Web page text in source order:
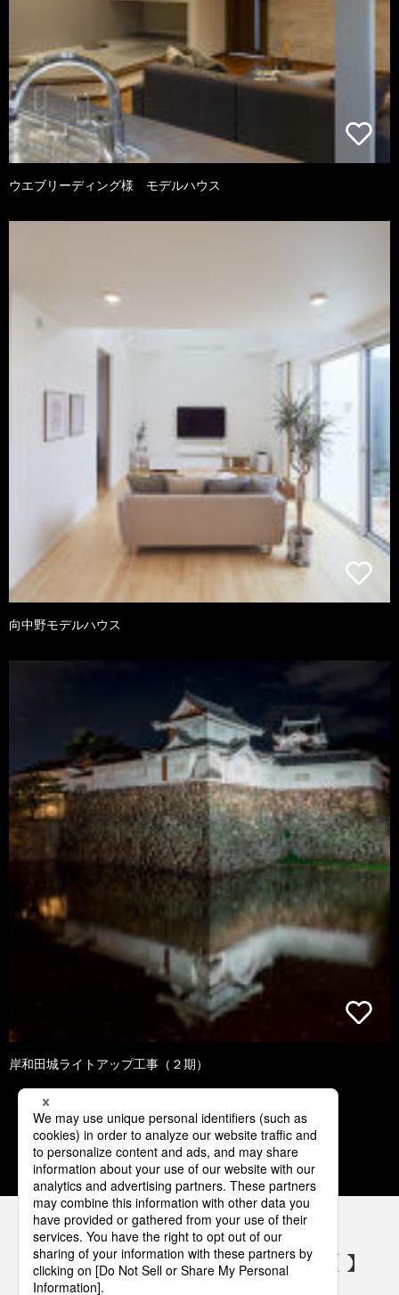
ウエブリーディング様 モデルハウス
向中野モデルハウス
岸和田城ライトアップ工事（２期）
1 2 3 4 5
パナソニックの電気設備 SNSアカウント